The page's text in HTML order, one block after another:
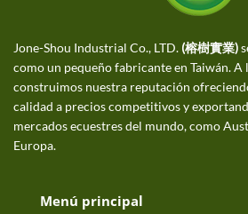
Jone-Shou Industrial Co., LTD. (榕樹實業)
como un pequeño fabricante en Taiwán. A
construimos nuestra reputación
calidad a precios competitivos y
mercados ecuestres del mundo, como
Europa.
Menú principal